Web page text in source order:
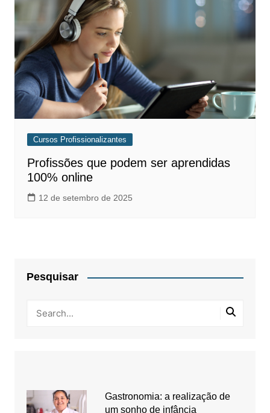
Cursos Profissionalizantes
Profissões que podem ser aprendidas
100% online
12 de setembro de 2025
Pesquisar
Gastronomia: a realização de
um sonho de infância